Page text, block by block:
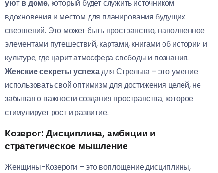
уют в доме, который будет служить источником
вдохновения и местом для планирования будущих
свершений. Это может быть пространство, наполненное
элементами путешествий, картами, книгами об истории и
культуре, где царит атмосфера свободы и познания.
Женские секреты успехадля Стрельца – это умение
использовать свой оптимизм для достижения целей, не
забывая о важности создания пространства, которое
стимулирует рост и развитие.
Козерог: Дисциплина, амбиции и
стратегическое мышление
Женщины-Козероги – это воплощение дисциплины,